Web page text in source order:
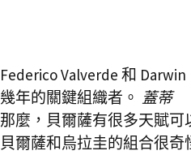
Federico Valverde 和
幾年的關鍵組織者。 蓋蒂
那麼，貝爾薩有很多天賦
貝爾薩和烏拉圭的組合很奇